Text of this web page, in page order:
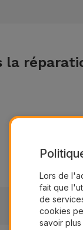
la
Lors de
fait que
de
cookies
savoir